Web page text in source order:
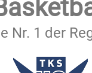
Nr. 1 der